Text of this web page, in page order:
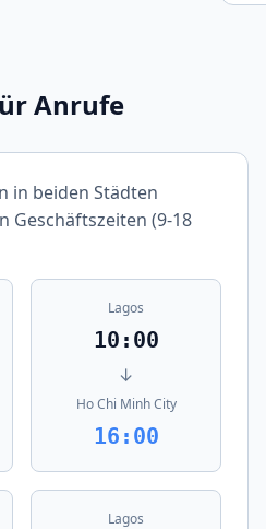
Anrufe
in beiden Städten
Geschäftszeiten (9-18
Lagos
10:00
↓
Ho Chi Minh City
16:00
Lagos